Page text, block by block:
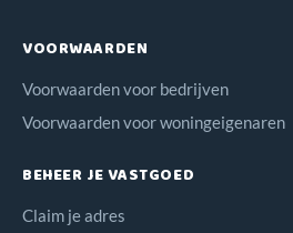
VOORWAARDEN
Voorwaarden voor bedrijven
Voorwaarden voor woningeigenaren
BEHEER JE VASTGOED
Claim je adres